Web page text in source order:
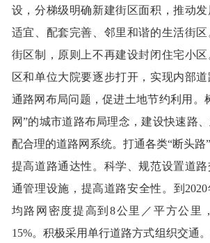
设，分梯级明确新建街区面积，推动
适宜、配套完善、邻里和谐的生活街
街区制，原则上不再建设封闭住宅小
区和单位大院要逐步打开，实现内部
通路网布局问题，促进土地节约利用。
网”的城市道路布局理念，建设快速路
配合理的道路网系统。打通各类“断头路
提高道路通达性。科学、规范设置道
通管理设施，提高道路安全性。到
均路网密度提高到8公里／平方公里
15%。积极采用单行道路方式组织交通